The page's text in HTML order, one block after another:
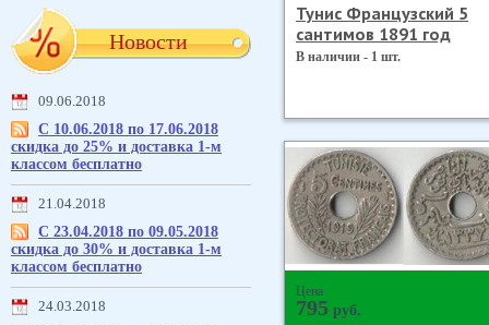
Новости
09.06.2018
С 10.06.2018 по 17.06.2018
скидка до 25% и доставка 1-м
классом бесплатно
21.04.2018
С 23.04.2018 по 09.05.2018
скидка до 30% и доставка 1-м
классом бесплатно
24.03.2018
Тунис Французский 5
сантимов 1891 год
В наличии - 1 шт.
Цена
795 руб.